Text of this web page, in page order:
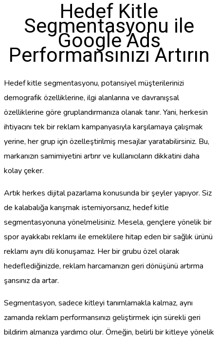
Hedef Kitle
Segmentasyonu ile
Google Ads
Performansınızı Artırın
Hedef kitle segmentasyonu, potansiyel müşterilerinizi
demografik özelliklerine, ilgi alanlarına ve davranışsal
özelliklerine göre gruplandırmanıza olanak tanır. Yani, herkesin
ihtiyacını tek bir reklam kampanyasıyla karşılamaya çalışmak
yerine, her grup için özelleştirilmiş mesajlar yaratabilirsiniz. Bu,
markanızın samimiyetini artırır ve kullanıcıların dikkatini daha
kolay çeker.
Artık herkes dijital pazarlama konusunda bir şeyler yapıyor. Siz
de kalabalığa karışmak istemiyorsanız, hedef kitle
segmentasyonuna yönelmelisiniz. Mesela, gençlere yönelik bir
spor ayakkabı reklamı ile emeklilere hitap eden bir sağlık ürünü
reklamı aynı dili konuşamaz. Her bir grubu özel olarak
hedeflediğinizde, reklam harcamanızın geri dönüşünü artırma
şansınız da artar.
Segmentasyon, sadece kitleyi tanımlamakla kalmaz, aynı
zamanda reklam performansınızı geliştirmek için sürekli geri
bildirim almanıza yardımcı olur. Örneğin, belirli bir kitleye yönelik